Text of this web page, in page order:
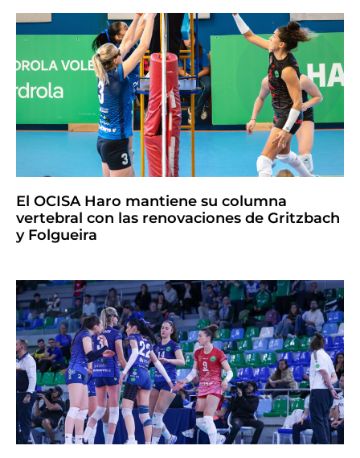
El OCISA Haro mantiene su columna
vertebral con las renovaciones de Gritzbach
y Folgueira